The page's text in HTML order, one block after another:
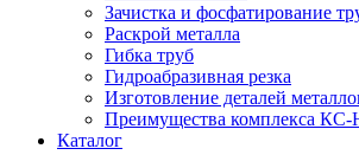
Зачистка и фосфатирование
Раскрой металла
Гибка труб
Гидроабразивная резка
Изготовление деталей
Преимущества комплекса КС-
Каталог